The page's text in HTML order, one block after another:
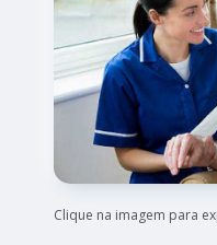
Clique na imagem para